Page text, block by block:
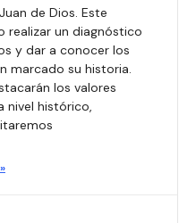
de Dios. Este
realizar un diagnóstico
y dar a conocer los
marcado su historia.
los valores
nivel histórico,